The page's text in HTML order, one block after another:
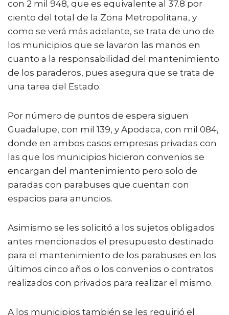
con 2 mil 948, que es equivalente al 37.8 por
ciento del total de la Zona Metropolitana, y
como se verá más adelante, se trata de uno de
los municipios que se lavaron las manos en
cuanto a la responsabilidad del mantenimiento
de los paraderos, pues asegura que se trata de
una tarea del Estado.
Por número de puntos de espera siguen
Guadalupe, con mil 139, y Apodaca, con mil 084,
donde en ambos casos empresas privadas con
las que los municipios hicieron convenios se
encargan del mantenimiento pero solo de
paradas con parabuses que cuentan con
espacios para anuncios.
Asimismo se les solicitó a los sujetos obligados
antes mencionados el presupuesto destinado
para el mantenimiento de los parabuses en los
últimos cinco años o los convenios o contratos
realizados con privados para realizar el mismo.
A los municipios también se les requirió el